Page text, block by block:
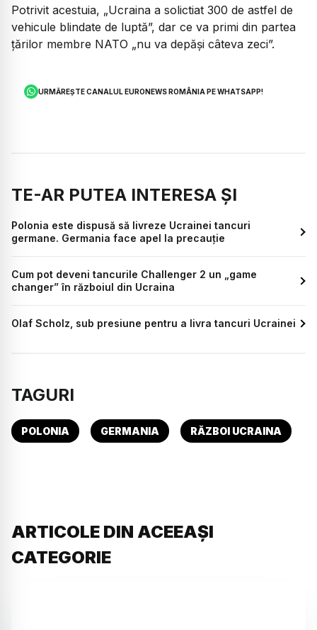
Potrivit acestuia, „Ucraina a solictiat 300 de astfel de
vehicule blindate de luptă”, dar ce va primi din partea
țărilor membre NATO „nu va depăși câteva zeci”.
URMĂREȘTE CANALUL EURONEWS ROMÂNIA PE WHATSAPP!
TE-AR PUTEA INTERESA ȘI
Polonia este dispusă să livreze Ucrainei tancuri
germane. Germania face apel la precauție
Cum pot deveni tancurile Challenger 2 un „game
changer” în războiul din Ucraina
Olaf Scholz, sub presiune pentru a livra tancuri Ucrainei
TAGURI
POLONIA GERMANIA RĂZBOI UCRAINA
ARTICOLE DIN ACEEAȘI
CATEGORIE